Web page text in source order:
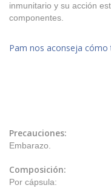
inmunitario y su acción
componentes.
Pam nos aconseja
Precauciones:
Embarazo.
Composición:
Por cápsula: